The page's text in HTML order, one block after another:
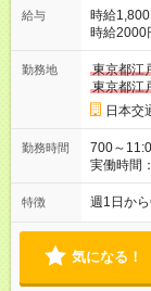
給与
時給1,800
時給2000円（手当
給：1，
当：200円 ※ ※特別手当200円は期間限定の
年10月15
き・ドラレ
す。 【試用期間】試用期間あり 試用期間の長さ：5ヶ月 ※ 雇用
形態と給
最初の10
250円と
勤務地
東京都江
東京都江
日本交
勤務時間
700～
実働時間
す。 【勤務時間】 日曜 10:00~14:00 平日 7:00～11:00 金
曜 16:00
あり 【勤
特徴 週1日か
気になる！